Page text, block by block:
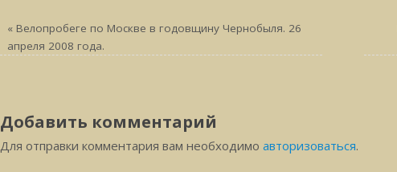
«Велопробеге по Москве в годовщину Чернобыля. 26
апреля 2008 года.
Добавить комментарий
Для отправки комментария вам необходимо авторизоваться.